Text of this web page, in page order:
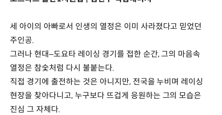
세 아이의 아빠로서 인생의 열정은 이미 사라졌다고 믿었던
주인공.
그러나 현대–도요타 레이싱 경기를 접한 순간, 그의 마음속
열정은 참숯처럼 다시 불붙는다.
직접 경기에 출전하는 것은 아니지만, 전국을 누비며 레이싱
현장을 찾아다니고, 누구보다 뜨겁게 응원하는 그의 모습은
진심 그 자체다.